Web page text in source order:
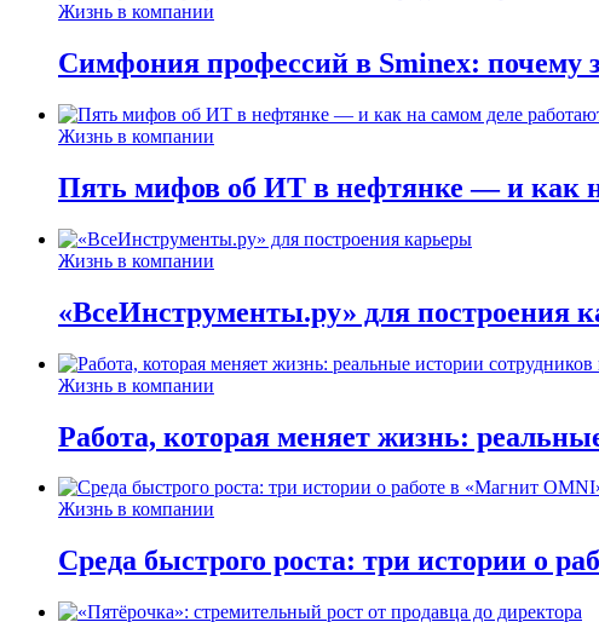
Жизнь в компании
Симфония профессий в Sminex: почему
Жизнь в компании
Пять мифов об ИТ в нефтянке — и как
Жизнь в компании
«ВсеИнструменты.ру» для построения
Жизнь в компании
Работа, которая меняет жизнь:
Жизнь в компании
Среда быстрого роста: три истории о